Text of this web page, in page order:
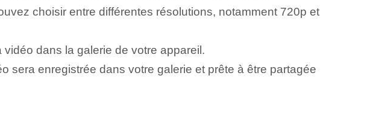
choisir entre différentes résolutions, notamment 720p et
vidéo⁢ dans la galerie de votre appareil.
sera enregistrée dans votre galerie et prête à être partagée